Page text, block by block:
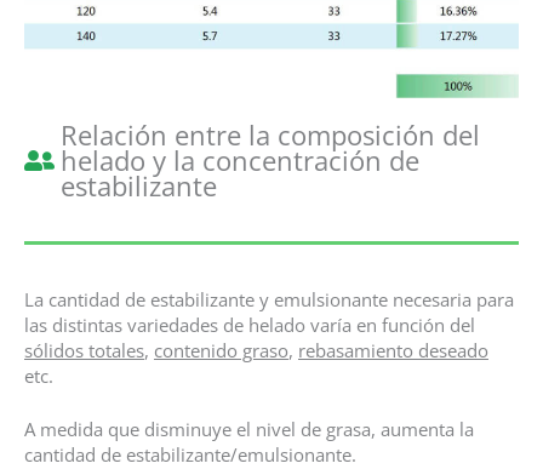
Relación entre la composición del
helado y la concentración de
estabilizante
La cantidad de estabilizante y emulsionante necesaria para
las distintas variedades de helado varía en función del
sólidos totales, contenido graso, rebasamiento deseado
etc.
A medida que disminuye el nivel de grasa, aumenta la
cantidad de estabilizante/emulsionante.